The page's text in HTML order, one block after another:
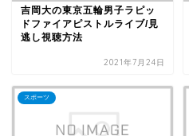
吉岡大の東京五輪男子ラピッ
ドファイアピストルライブ/見
逃し視聴方法
2021年7月24日
スポーツ